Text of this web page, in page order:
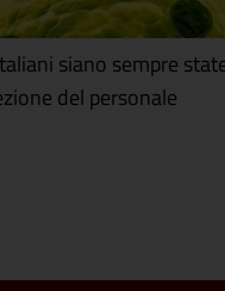
siano sempre
del personale